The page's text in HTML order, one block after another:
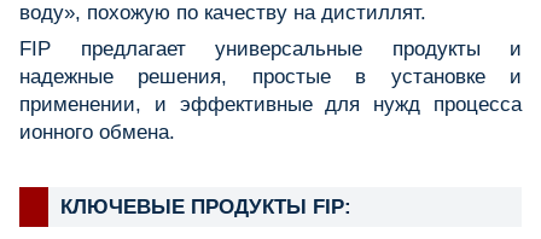
воду», похожую по качеству на дистиллят.
FIP предлагает универсальные продукты и
надежные решения, простые в установке и
применении, и эффективные для нужд процесса
ионного обмена.
КЛЮЧЕВЫЕ ПРОДУКТЫ FIP: